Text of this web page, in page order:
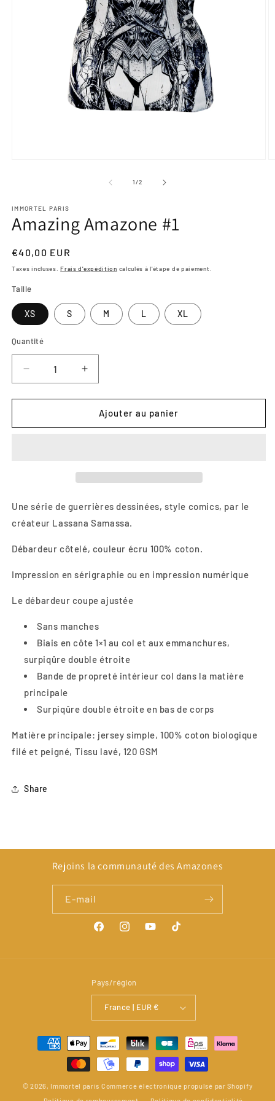
une
fenêtre
modale
1/de
2
IMMORTEL PARIS
Amazing Amazone #1
Prix
habituel
€40,00 EUR
Taxes incluses.Frais d'expédition calculés à l'étape de paiement.
Taille
XS S M L XL
Quantité
Réduire
la
quantité
Amazing
Augmenter
la
quantité
Amazing
Ajouter au panier
Une série de guerrières dessinées, style comics, par le
créateur Lassana Samassa.
Débardeur côtelé, couleur écru 100% coton.
Impression en sérigraphie ou en impression numérique
Le débardeur coupe ajustée
Sans manches
Biais en côte 1×1 au col et aux emmanchures,
surpiqûre double étroite
Bande de propreté intérieur col dans la matière
principale
Surpiqûre double étroite en bas de corps
Matière principale: jersey simple, 100% coton biologique
filé et peigné, Tissu lavé, 120 GSM
Share
Rejoins la communauté des Amazones
E-mail
FacebookInstagramYouTubeTikTok
Pays/région
France | EUR €
Moyens
© 2026, Immortel paris Commerce électronique propulsé par Shopify